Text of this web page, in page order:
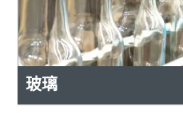
玻璃